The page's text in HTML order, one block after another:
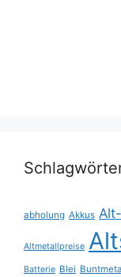
abholung Akkus
Altmetallpreise
Batterie Blei